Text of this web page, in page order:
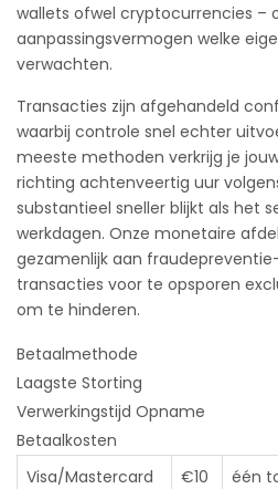
wallets ofwel cryptocurrencies –
aanpassingsvermogen welke
verwachten.
Transacties zijn afgehandeld
waarbij controle snel echter
meeste methoden verkrijg je
richting achtenveertig uur
substantieel sneller blijkt als het
werkdagen. Onze monetaire
gezamenlijk aan
transacties voor te opsporen
om te hinderen.
Betaalmethode
Laagste Storting
Verwerkingstijd Opname
Betaalkosten
Visa/Mastercard
€10
één